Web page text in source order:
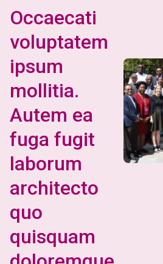
Occaecati
voluptatem
ipsum
mollitia.
Autem ea
fuga fugit
laborum
architecto
quo
quisquam